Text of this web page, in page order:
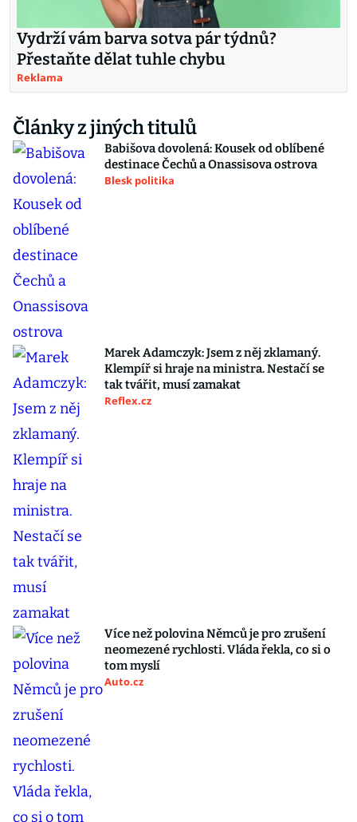
Vydrží vám barva sotva pár týdnů?
Přestaňte dělat tuhle chybu
Reklama
Články z jiných titulů
Babišova dovolená: Kousek od oblíbené
destinace Čechů a Onassisova ostrova
Blesk politika
Marek Adamczyk: Jsem z něj zklamaný.
Klempíř si hraje na ministra. Nestačí se
tak tvářit, musí zamakat
Reflex.cz
Více než polovina Němců je pro zrušení
neomezené rychlosti. Vláda řekla, co si o
tom myslí
Auto.cz